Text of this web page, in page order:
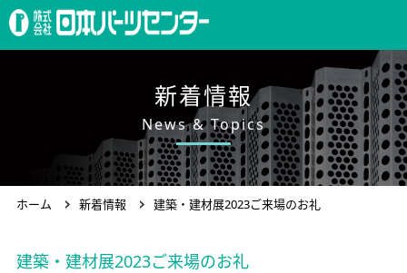
ホーム
製品案内
会社概要
新着情報
News & Topics
ホーム 新着情報 建築・建材展2023ご来場のお礼
建築・建材展2023ご来場のお礼